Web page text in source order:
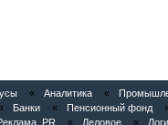
« Аналитика «
Банки « Пенсионный фонд
PR « Деловое «